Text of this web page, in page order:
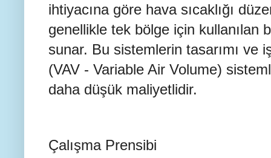
ihtiyacına göre hava sıcaklığı
genellikle tek bölge için kullanılan
sunar. Bu sistemlerin tasarımı ve
(VAV - Variable Air Volume)
daha düşük maliyetlidir.
Çalışma Prensibi